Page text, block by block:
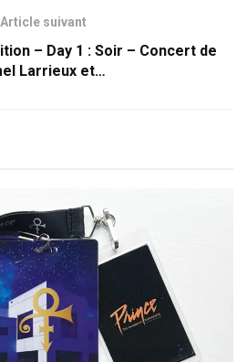
Article suivant
– Day 1 : Soir – Concert de
Larrieux et…